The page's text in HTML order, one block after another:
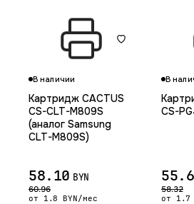
В наличии
Картридж CACTUS
CS-CLT-M809S
(аналог Samsung
CLT-M809S)
58.10 BYN
60.96
от 1.8 BYN/мес
В
CS-
58.32
от 1.7